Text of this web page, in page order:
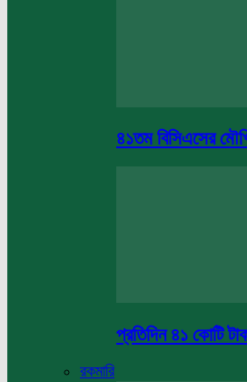
৪১তম বিসিএসের
প্রতিদিন ৪১ কোটি
রকমারি